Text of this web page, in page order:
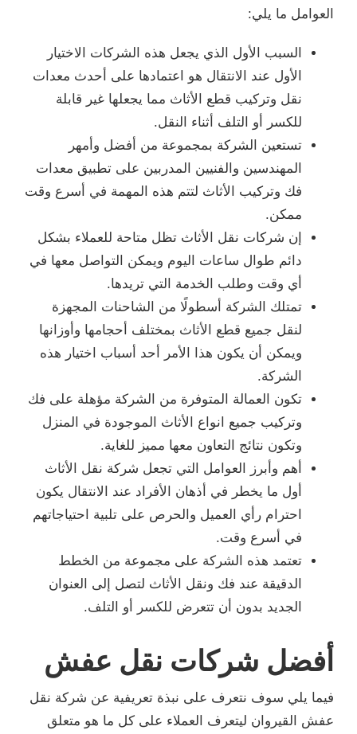
العوامل ما يلي:
السبب الأول الذي يجعل هذه الشركات الاختيار
الأول عند الانتقال هو اعتمادها على أحدث معدات
نقل وتركيب قطع الأثاث مما يجعلها غير قابلة
للكسر أو التلف أثناء النقل.
تستعين الشركة بمجموعة من أفضل وأمهر
المهندسين والفنيين المدربين على تطبيق معدات
فك وتركيب الأثاث لتتم هذه المهمة في أسرع وقت
ممكن.
إن شركات نقل الأثاث تظل متاحة للعملاء بشكل
دائم طوال ساعات اليوم ويمكن التواصل معها في
أي وقت وطلب الخدمة التي تريدها.
تمتلك الشركة أسطولًا من الشاحنات المجهزة
لنقل جميع قطع الأثاث بمختلف أحجامها وأوزانها
ويمكن أن يكون هذا الأمر أحد أسباب اختيار هذه
الشركة.
تكون العمالة المتوفرة من الشركة مؤهلة على فك
وتركيب جميع انواع الأثاث الموجودة في المنزل
وتكون نتائج التعاون معها مميز للغاية.
أهم وأبرز العوامل التي تجعل شركة نقل الأثاث
أول ما يخطر في أذهان الأفراد عند الانتقال يكون
احترام رأي العميل والحرص على تلبية احتياجاتهم
في أسرع وقت.
تعتمد هذه الشركة على مجموعة من الخطط
الدقيقة عند فك ونقل الأثاث لتصل إلى العنوان
الجديد بدون أن تتعرض للكسر أو التلف.
أفضل شركات نقل عفش
فيما يلي سوف نتعرف على نبذة تعريفية عن شركة نقل
عفش القيروان ليتعرف العملاء على كل ما هو متعلق